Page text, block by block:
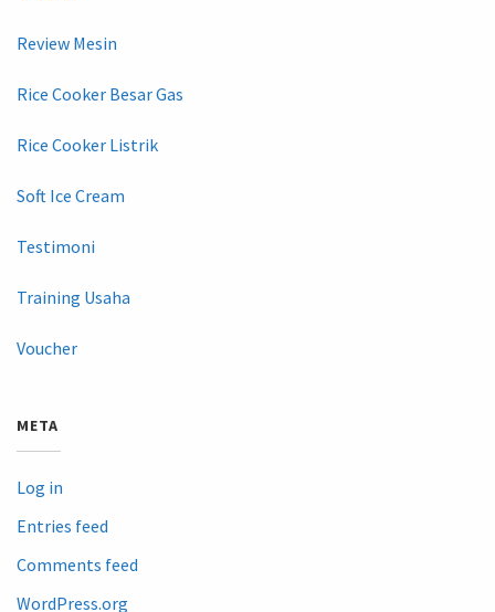
Review Mesin
Rice Cooker Besar Gas
Rice Cooker Listrik
Soft Ice Cream
Testimoni
Training Usaha
Voucher
META
Log in
Entries feed
Comments feed
WordPress.org